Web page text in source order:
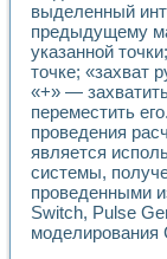
выделенный
предыдущему
указанной
точке; «захват
«+» —
переместить
проведения
является
системы,
проведенными
Switch, Pulse
моделирования